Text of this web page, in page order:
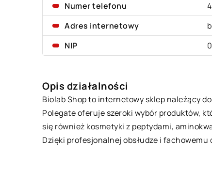
Numer telefonu
Adres internetowy
NIP
Opis działalności
Biolab Shop to internetowy sklep należący
Polegate oferuje szeroki wybór produktów,
się również kosmetyki z peptydami,
Dzięki profesjonalnej obsłudze i